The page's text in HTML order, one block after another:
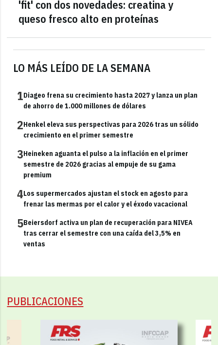
LO MÁS LEÍDO DE LA SEMANA
1Diageo frena su crecimiento hasta 2027 y lanza un plan
de ahorro de 1.000 millones de dólares
2Henkel eleva sus perspectivas para 2026 tras un sólido
crecimiento en el primer semestre
3Heineken aguanta el pulso a la inflación en el primer
semestre de 2026 gracias al empuje de su gama
premium
4Los supermercados ajustan el stock en agosto para
frenar las mermas por el calor y el éxodo vacacional
5Beiersdorf activa un plan de recuperación para NIVEA
tras cerrar el semestre con una caída del 3,5% en
ventas
'fit' con dos novedades: creatina y
queso fresco alto en proteínas
PUBLICACIONES